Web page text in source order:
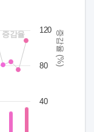
and 증감율 (%).
증감율 (%)
증감율
40
80
120